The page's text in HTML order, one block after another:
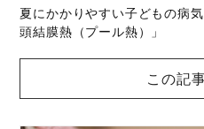
夏にかかりやすい子どもの病
頭結膜熱（プール熱）」
この記